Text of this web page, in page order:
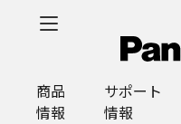
商品
情報
サポート
情報